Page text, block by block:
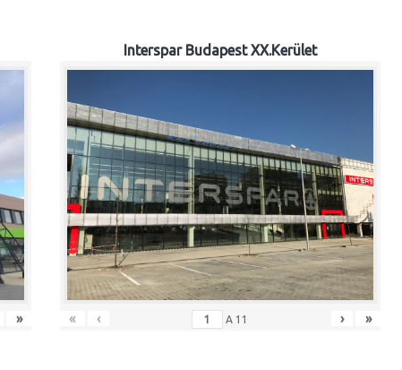
»
Interspar Budapest XX.Kerület
« ‹ A 11 › »